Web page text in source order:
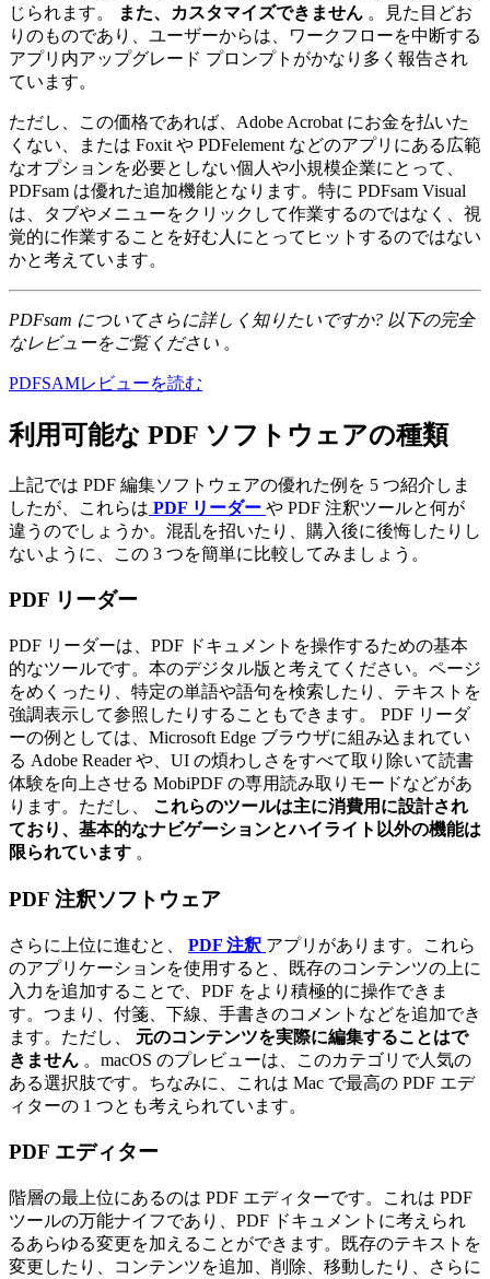
じられます。
また、カスタマイズできません 。見た目どお
りのものであり、ユーザーからは、ワークフローを中断する
アプリ内アップグレード プロンプトがかなり多く報告され
ています。
ただし、この価格であれば、Adobe Acrobat にお金を払いた
くない、または Foxit や PDFelement などのアプリにある広範
なオプションを必要としない個人や小規模企業にとって、
PDFsam は優れた追加機能となります。特に PDFsam Visual
は、タブやメニューをクリックして作業するのではなく、視
覚的に作業することを好む人にとってヒットするのではない
かと考えています。
PDFsam についてさらに詳しく知りたいですか? 以下の完全
なレビューをご覧ください 。
PDFSAMレビューを読む
利用可能な PDF ソフトウェアの種類
上記では PDF 編集ソフトウェアの優れた例を 5 つ紹介しま
したが、これらは PDF リーダー や PDF 注釈ツールと何が
違うのでしょうか。混乱を招いたり、購入後に後悔したりし
ないように、この 3 つを簡単に比較してみましょう。
PDF リーダー
PDF リーダーは、PDF ドキュメントを操作するための基本
的なツールです。本のデジタル版と考えてください。ページ
をめくったり、特定の単語や語句を検索したり、テキストを
強調表示して参照したりすることもできます。 PDF リーダ
ーの例としては、Microsoft Edge ブラウザに組み込まれてい
る Adobe Reader や、UI の煩わしさをすべて取り除いて読書
体験を向上させる MobiPDF の専用読み取りモードなどがあ
ります。ただし、 これらのツールは主に消費用に設計され
ており、基本的なナビゲーションとハイライト以外の機能は
限られています 。
PDF 注釈ソフトウェア
さらに上位に進むと、 PDF 注釈 アプリがあります。これら
のアプリケーションを使用すると、既存のコンテンツの上に
入力を追加することで、PDF をより積極的に操作できま
す。つまり、付箋、下線、手書きのコメントなどを追加でき
ます。ただし、 元のコンテンツを実際に編集することはで
きません 。macOS のプレビューは、このカテゴリで人気の
ある選択肢です。ちなみに、これは Mac で最高の PDF エデ
ィターの 1 つとも考えられています。
PDF エディター
階層の最上位にあるのは PDF エディターです。これは PDF
ツールの万能ナイフであり、PDF ドキュメントに考えられ
るあらゆる変更を加えることができます。既存のテキストを
変更したり、コンテンツを追加、削除、移動したり、さらに